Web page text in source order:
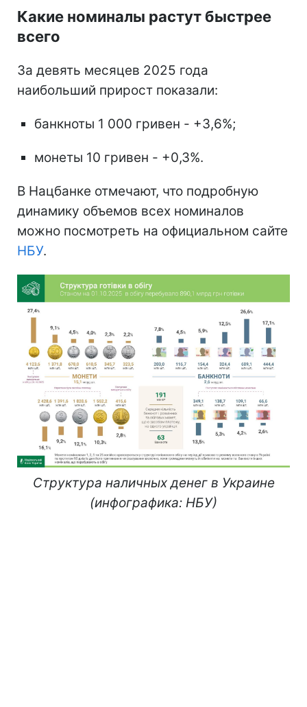
Какие номиналы растут быстрее
всего
За девять месяцев 2025 года
наибольший прирост показали:
банкноты 1 000 гривен - +3,6%;
монеты 10 гривен - +0,3%.
В Нацбанке отмечают, что подробную
динамику объемов всех номиналов
можно посмотреть на официальном сайте
НБУ.
Структура наличных денег в Украине
(инфографика: НБУ)